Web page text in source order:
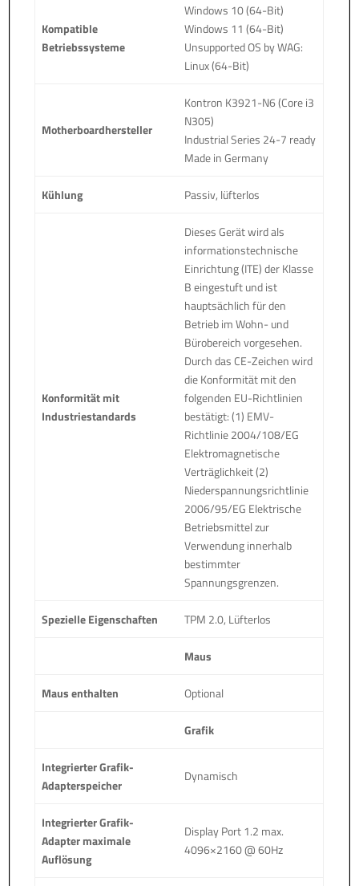
Kompatible
Betriebssysteme
Windows 10 (64-Bit)
Windows 11 (64-Bit)
Unsupported OS by WAG:
Linux (64-Bit)
Motherboardhersteller
Kontron K3921-N6 (Core i3
N305)
Industrial Series 24-7 ready
Made in Germany
Kühlung Passiv, lüfterlos
Konformität mit
Industriestandards
Dieses Gerät wird als
informationstechnische
Einrichtung (ITE) der Klasse
B eingestuft und ist
hauptsächlich für den
Betrieb im Wohn- und
Bürobereich vorgesehen.
Durch das CE-Zeichen wird
die Konformität mit den
folgenden EU-Richtlinien
bestätigt: (1) EMV-
Richtlinie 2004/108/EG
Elektromagnetische
Verträglichkeit (2)
Niederspannungsrichtlinie
2006/95/EG Elektrische
Betriebsmittel zur
Verwendung innerhalb
bestimmter
Spannungsgrenzen.
Spezielle Eigenschaften TPM 2.0, Lüfterlos
Maus
Maus enthalten Optional
Grafik
Integrierter Grafik-
Adapterspeicher
Dynamisch
Integrierter Grafik-
Adapter maximale
Auflösung
Display Port 1.2 max.
4096×2160 @ 60Hz